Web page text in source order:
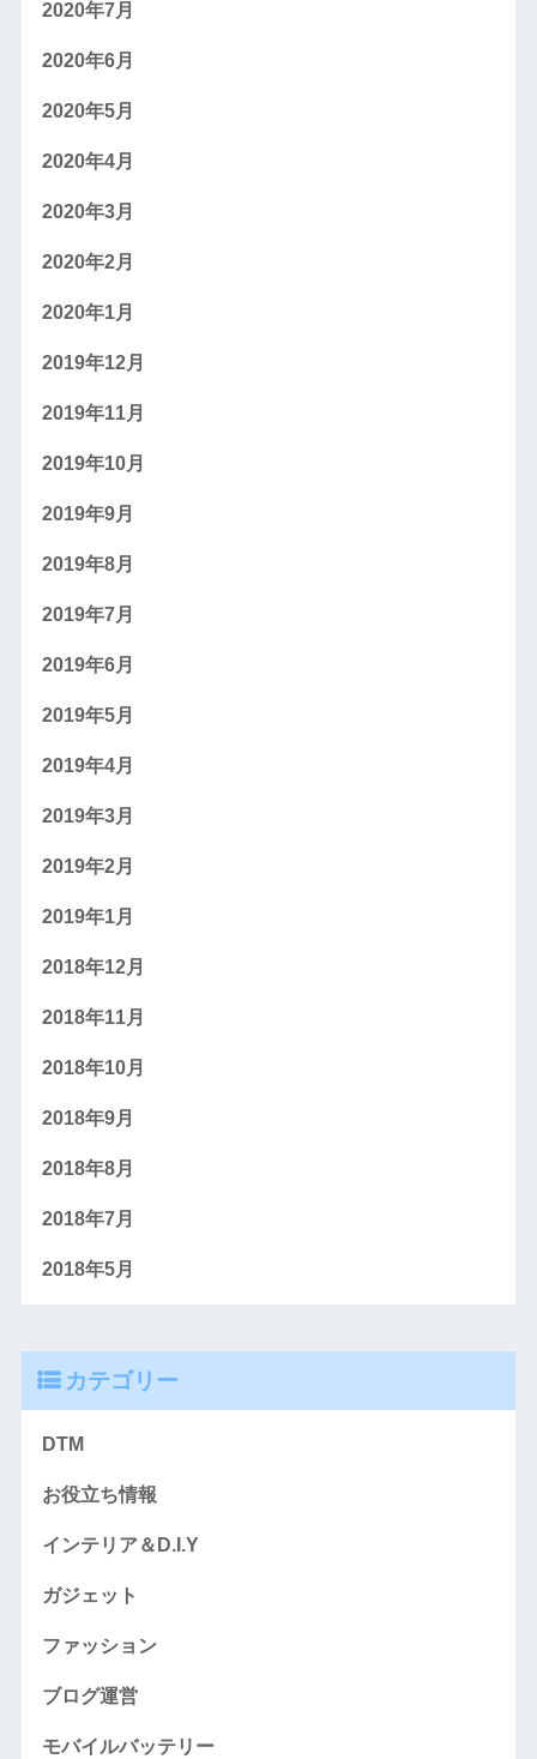
2020年7月
2020年6月
2020年5月
2020年4月
2020年3月
2020年2月
2020年1月
2019年12月
2019年11月
2019年10月
2019年9月
2019年8月
2019年7月
2019年6月
2019年5月
2019年4月
2019年3月
2019年2月
2019年1月
2018年12月
2018年11月
2018年10月
2018年9月
2018年8月
2018年7月
2018年5月
カテゴリー
DTM
お役立ち情報
インテリア＆D.I.Y
ガジェット
ファッション
ブログ運営
モバイルバッテリー